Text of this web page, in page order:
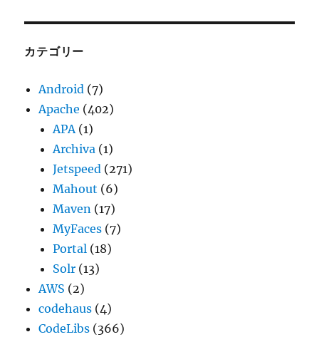
ブ
カテゴリー
Android (7)
Apache (402)
APA(1)
Archiva (1)
Jetspeed (271)
Mahout (6)
Maven (17)
MyFaces (7)
Portal (18)
Solr (13)
AWS (2)
codehaus (4)
CodeLibs (366)